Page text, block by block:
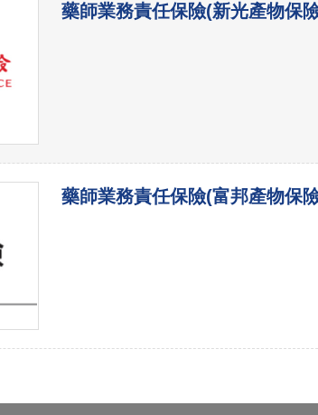
藥師業務責任保險(新光產物保
藥師業務責任保險(富邦產物保